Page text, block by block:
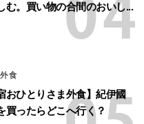
む。買い物の合間のおいし...
食
おひとりさま外食】紀伊國
買ったらどこへ行く？